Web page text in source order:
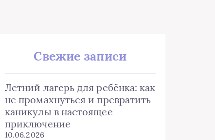
Свежие записи
Летний лагерь для ребёнка: как
не промахнуться и превратить
каникулы в настоящее
приключение
10.06.2026